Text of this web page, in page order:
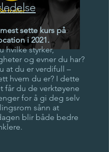
sette kurs på
i 2021.
hvilke styrker,
og evner du har?
at du er verdifull –
hvem du er? I dette
får du de verktøyene
for å gi deg selv
sånn at
blir både bedre